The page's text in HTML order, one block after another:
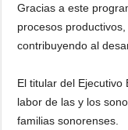
Gracias a este
procesos
contribuyendo al
El titular del
labor de las y los
familias sonorenses.